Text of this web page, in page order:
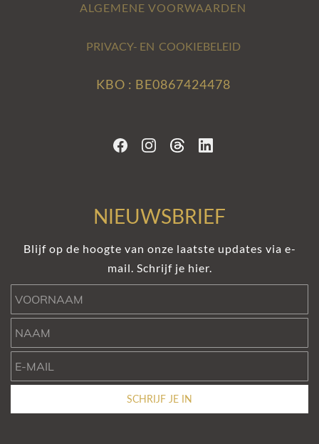
ALGEMENE VOORWAARDEN
PRIVACY- EN COOKIEBELEID
KBO : BE0867424478
NIEUWSBRIEF
Blijf op de hoogte van onze laatste updates via e-
mail. Schrijf je hier.
SCHRIJF JE IN